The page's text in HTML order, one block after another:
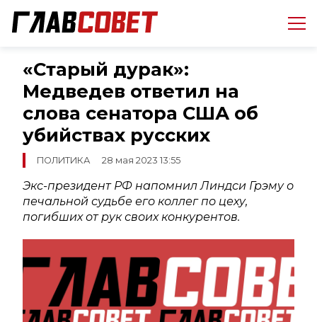
«Старый дурак»:
Медведев ответил на
слова сенатора США об
убийствах русских
ПОЛИТИКА 28 мая 2023 13:55
Экс-президент РФ напомнил Линдси Грэму о
печальной судьбе его коллег по цеху,
погибших от рук своих конкурентов.